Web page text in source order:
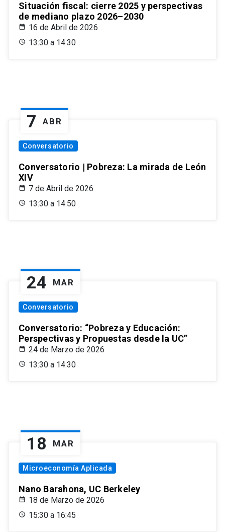
Situación fiscal: cierre 2025 y perspectivas
de mediano plazo 2026–2030
16 de Abril de 2026
13:30 a 14:30
7 ABR
Conversatorio
Conversatorio | Pobreza: La mirada de León
XIV
7 de Abril de 2026
13:30 a 14:50
24 MAR
Conversatorio
Conversatorio: “Pobreza y Educación:
Perspectivas y Propuestas desde la UC”
24 de Marzo de 2026
13:30 a 14:30
18 MAR
Microeconomía Aplicada
Nano Barahona, UC Berkeley
18 de Marzo de 2026
15:30 a 16:45